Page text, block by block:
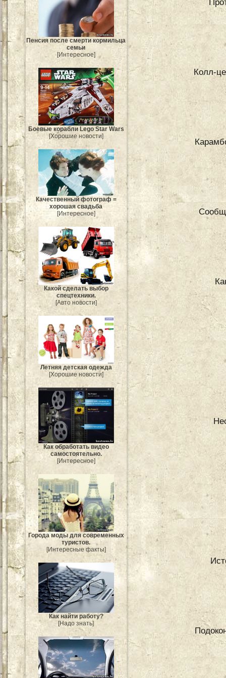
Пенсия после смерти кормильца
семьи
[Интересное]
Боевые корабли Lego Star Wars
[Хорошие новости]
Качественный фотограф =
хорошая свадьба
[Интересное]
Какой сделать выбор
спецтехники.
[Авто новости]
Летняя детская одежда
[Хорошие новости]
Как обработать видео
самостоятельно.
[Интересное]
Города моды для современных
туристов.
[Интересные факты]
Как найти работу?
[Надо знать]
Колл-